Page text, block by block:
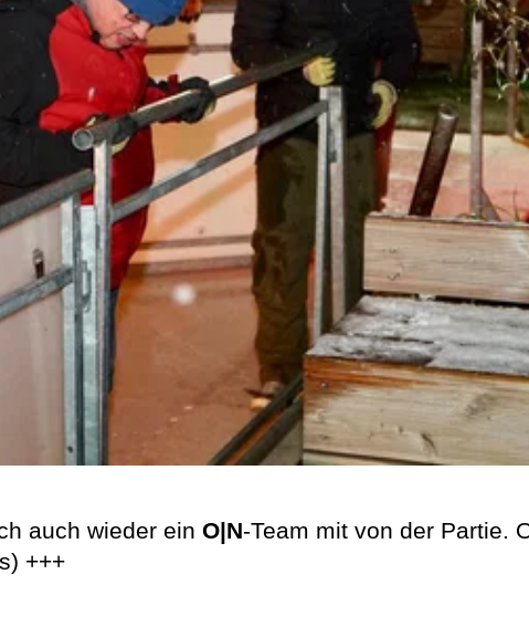
auch wieder ein O|N-Team mit von der Partie.
+++